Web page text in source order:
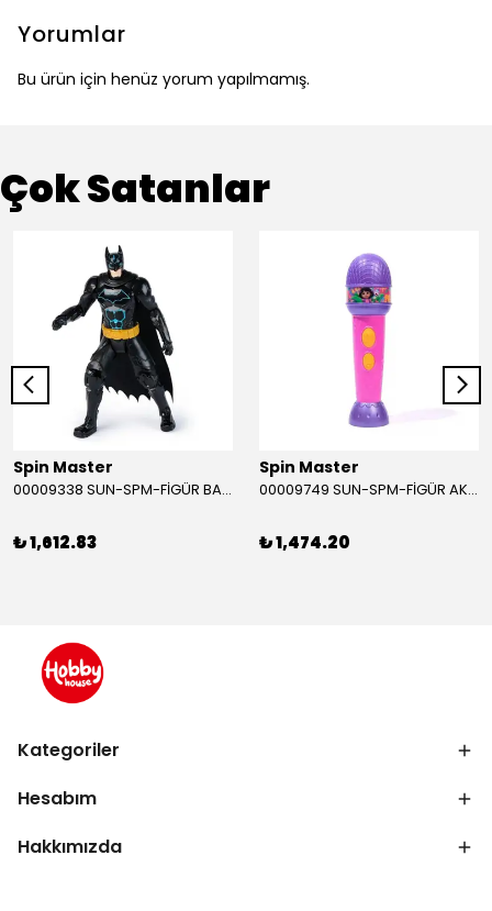
Yorumlar
Bu ürün için henüz yorum yapılmamış.
Çok Satanlar
Spin Master
00009338 SUN-SPM-FİGÜR BATMAN NİNJA STRIKE 30 CM. EXC.
₺ 1,612.83
Spin Master
00009749 SUN-SPM-FİGÜR AKS. DORA MİKROFON YAĞMUR ORMANI RİTMİ (DORA) SESLİ
₺ 1,474.20
Kategoriler
Hesabım
Hakkımızda